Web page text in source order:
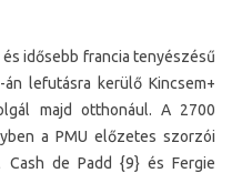
idősebb francia tenyészésű
lefutásra kerülő Kincsem+
majd otthonául. A 2700
a PMU előzetes szorzói
Cash de Padd {9} és Fergie